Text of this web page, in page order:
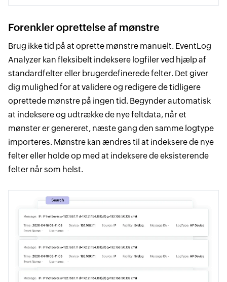
Forenkler oprettelse af mønstre
Brug ikke tid på at oprette mønstre manuelt. EventLog
Analyzer kan fleksibelt indeksere logfiler ved hjælp af
standardfelter eller brugerdefinerede felter. Det giver
dig mulighed for at validere og redigere de tidligere
oprettede mønstre på ingen tid. Begynder automatisk
at indeksere og udtrække de nye feltdata, når et
mønster er genereret, næste gang den samme logtype
importeres. Mønstre kan ændres til at indeksere de nye
felter eller holde op med at indeksere de eksisterende
felter når som helst.